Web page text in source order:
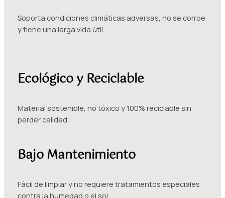
Soporta condiciones climáticas adversas, no se corroe
y tiene una larga vida útil.
Ecológico y Reciclable
Material sostenible, no tóxico y 100% reciclable sin
perder calidad.
Bajo Mantenimiento
Fácil de limpiar y no requiere tratamientos especiales
contra la humedad o el sol.